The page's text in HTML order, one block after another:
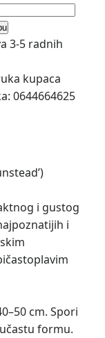
3-5 radnih
kupaca
0644664625
i gustog
i
cm. Spori
formu.